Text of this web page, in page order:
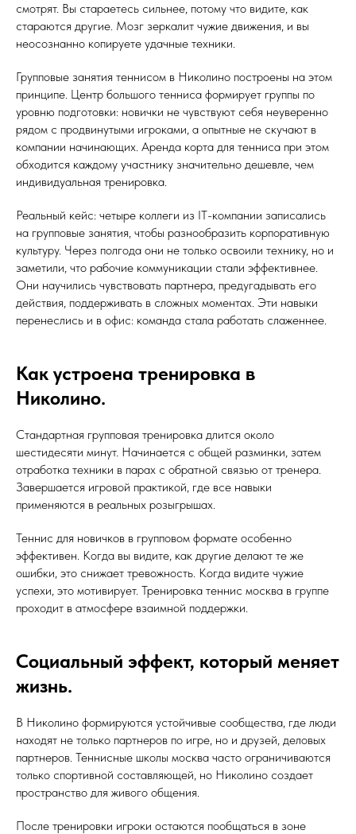
смотрят. Вы стараетесь сильнее, потому что видите, как
стараются другие. Мозг зеркалит чужие движения, и вы
неосознанно копируете удачные техники.
Групповые занятия теннисом в Николино построены на этом
принципе. Центр большого тенниса формирует группы по
уровню подготовки: новички не чувствуют себя неуверенно
рядом с продвинутыми игроками, а опытные не скучают в
компании начинающих. Аренда корта для тенниса при этом
обходится каждому участнику значительно дешевле, чем
индивидуальная тренировка.
Реальный кейс: четыре коллеги из IT-компании записались
на групповые занятия, чтобы разнообразить корпоративную
культуру. Через полгода они не только освоили технику, но и
заметили, что рабочие коммуникации стали эффективнее.
Они научились чувствовать партнера, предугадывать его
действия, поддерживать в сложных моментах. Эти навыки
перенеслись и в офис: команда стала работать слаженнее.
Как устроена тренировка в
Николино.
Стандартная групповая тренировка длится около
шестидесяти минут. Начинается с общей разминки, затем
отработка техники в парах с обратной связью от тренера.
Завершается игровой практикой, где все навыки
применяются в реальных розыгрышах.
Теннис для новичков в групповом формате особенно
эффективен. Когда вы видите, как другие делают те же
ошибки, это снижает тревожность. Когда видите чужие
успехи, это мотивирует. Тренировка теннис москва в группе
проходит в атмосфере взаимной поддержки.
Социальный эффект, который меняет
жизнь.
В Николино формируются устойчивые сообщества, где люди
находят не только партнеров по игре, но и друзей, деловых
партнеров. Теннисные школы москва часто ограничиваются
только спортивной составляющей, но Николино создает
пространство для живого общения.
После тренировки игроки остаются пообщаться в зоне